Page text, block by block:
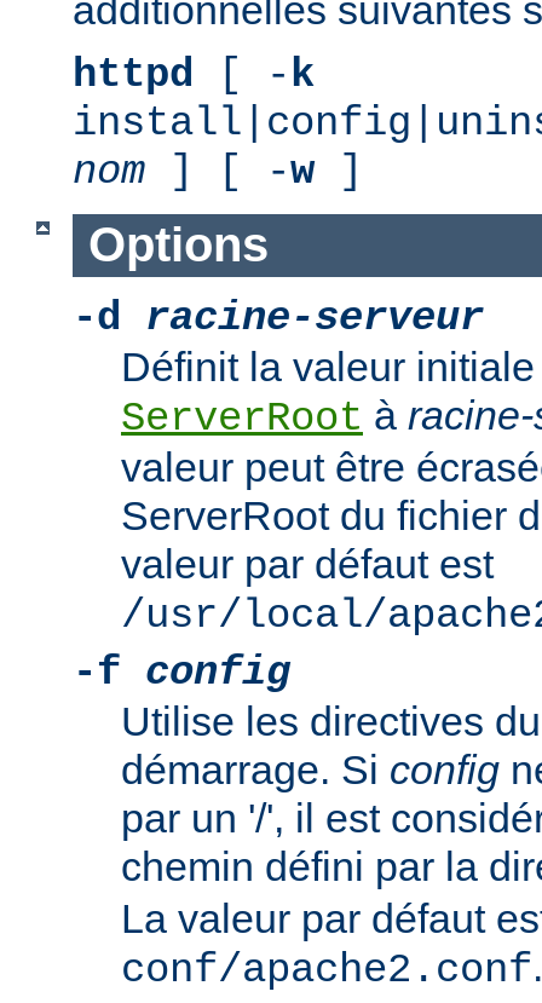
additionnelles suivantes
httpd [ -k
nom ] [ -w]
Options
-d racine-serveur
Définit la valeur
ServerRoot à
valeur peut être
ServerRoot du fichier
valeur par défaut est
/usr/local/
-f config
Utilise les directives
démarrage. Si config
par un '/', il est
chemin défini par la
La valeur par défaut
conf/apache2.conf.